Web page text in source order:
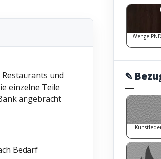
Wenge
✎
Kunstleder
und
einzelne Teile
angebracht
Bedarf